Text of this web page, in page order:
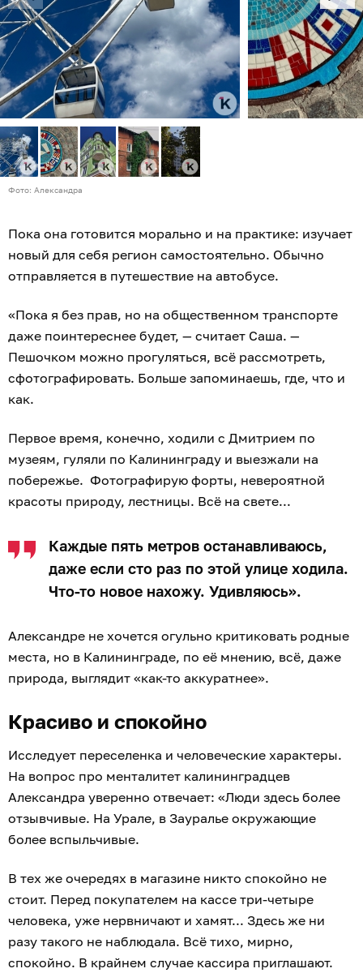
Фото: Александра
Пока она готовится морально и на практике: изучает
новый для себя регион самостоятельно. Обычно
отправляется в путешествие на автобусе.
«Пока я без прав, но на общественном транспорте
даже поинтереснее будет, — считает Саша. —
Пешочком можно прогуляться, всё рассмотреть,
сфотографировать. Больше запоминаешь, где, что и
как.
Первое время, конечно, ходили с Дмитрием по
музеям, гуляли по Калининграду и выезжали на
побережье. Фотографирую форты, невероятной
красоты природу, лестницы. Всё на свете...
Каждые пять метров останавливаюсь,
даже если сто раз по этой улице ходила.
Что-то новое нахожу. Удивляюсь».
Александре не хочется огульно критиковать родные
места, но в Калининграде, по её мнению, всё, даже
природа, выглядит «как-то аккуратнее».
Красиво и спокойно
Исследует переселенка и человеческие характеры.
На вопрос про менталитет калининградцев
Александра уверенно отвечает: «Люди здесь более
отзывчивые. На Урале, в Зауралье окружающие
более вспыльчивые.
В тех же очередях в магазине никто спокойно не
стоит. Перед покупателем на кассе три-четыре
человека, уже нервничают и хамят... Здесь же ни
разу такого не наблюдала. Всё тихо, мирно,
спокойно. В крайнем случае кассира приглашают.